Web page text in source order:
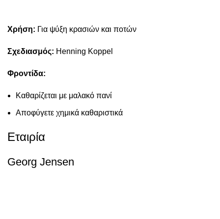
Χρήση: Για ψύξη κρασιών και ποτών
Σχεδιασμός: Henning Koppel
Φροντίδα:
Καθαρίζεται με μαλακό πανί
Αποφύγετε χημικά καθαριστικά
Εταιρία
Georg Jensen